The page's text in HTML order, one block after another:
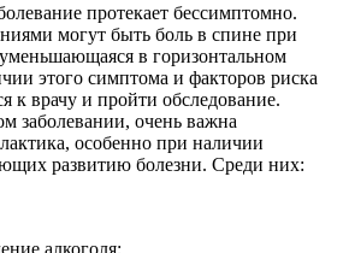
протекает бессимптомно.
могут быть боль в спине при
в горизонтальном
этого симптома и факторов риска
к врачу и пройти обследование.
заболевании, очень важна
особенно при наличии
развитию болезни. Среди них:
алкоголя;